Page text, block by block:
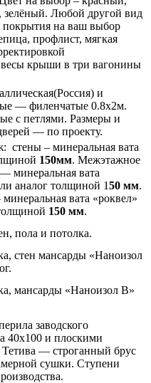
зелёный. Любой другой вид
покрытия на ваш выбор
профлист, мягкая
крыши в три вагонины
и
— филенчатые 0.8х2м.
с петлями. Размеры и
— по проекту.
стены – минеральная вата
150мм. Межэтажное
минеральная вата
аналог толщиной 150 мм.
вата «роквел»
150 мм.
пола и потолка.
стен мансарды «Наноизол
мансарды «Наноизол В»
заводского
40х100 и плоскими
Тетива — строганный брус
сушки. Ступени